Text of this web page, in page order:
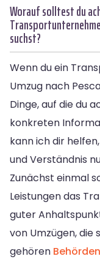
Worauf solltest du
suchst?
Wenn du ein
Umzug nach
Dinge, auf die du
konkreten
kann ich dir
und Verständnis
Zunächst einmal
Leistungen das
guter
von Umzügen, die
gehören